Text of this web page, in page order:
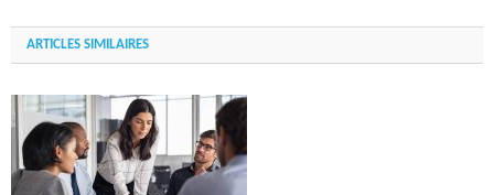
ARTICLES SIMILAIRES